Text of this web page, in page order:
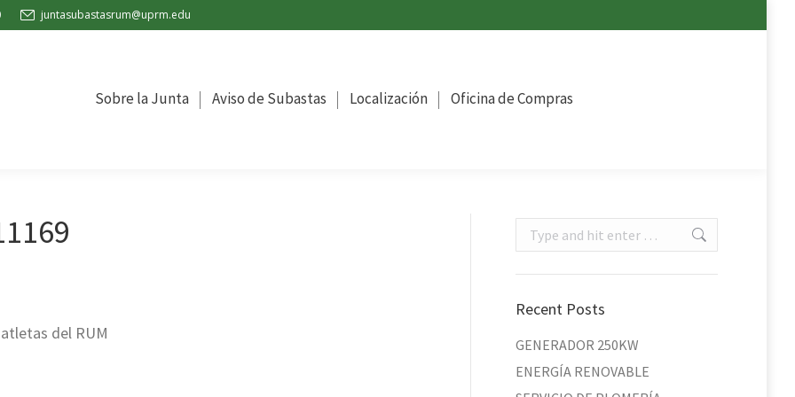
juntasubastasrum@uprm.edu
Sobre la Junta Aviso de Subastas Localización Oficina de Compras
del RUM
Search:
Recent Posts
GENERADOR 250KW
ENERGÍA RENOVABLE
Junta Aviso de Subastas